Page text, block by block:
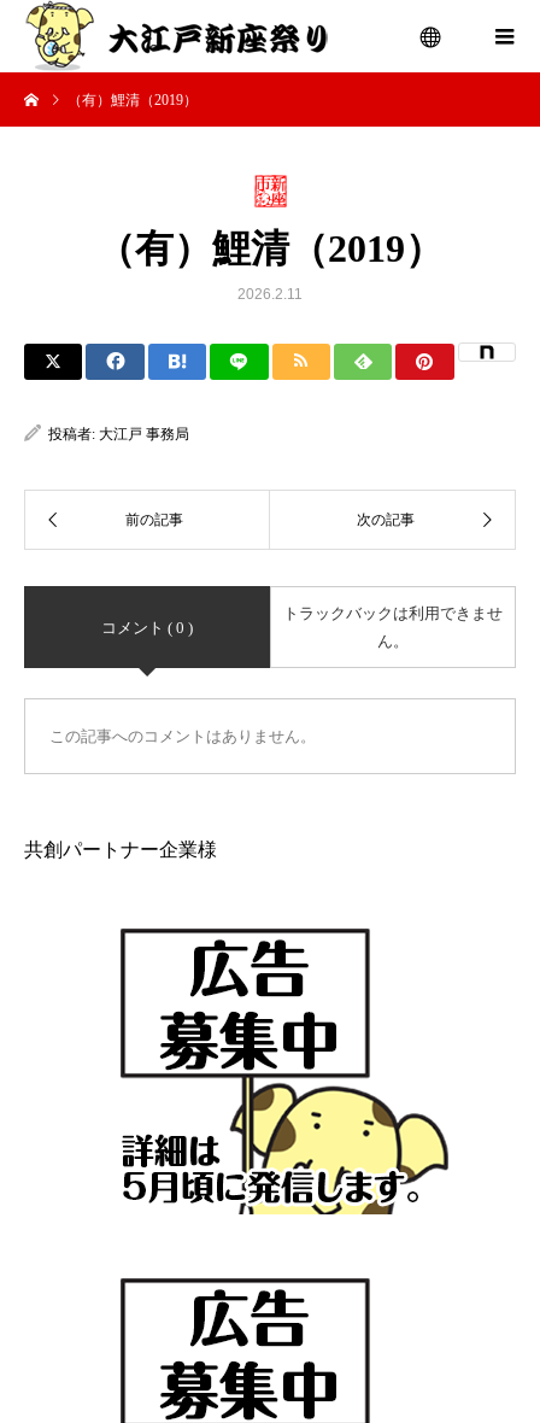
（有）鯉清（2019）
（有）鯉清（2019）
2026.2.11
投稿者: 大江戸 事務局
コメント ( 0 )
トラックバックは利用できませ
ん。
この記事へのコメントはありません。
共創パートナー企業様